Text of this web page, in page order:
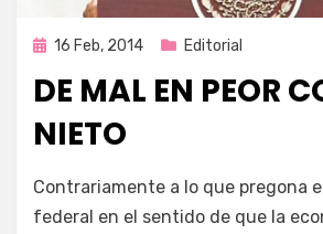
Publicada
16 Feb, 2014 Editorial
DE MAL EN PEOR
NIETO
por Enrique
Contrariamente a lo que pregona
federal en el sentido de que la